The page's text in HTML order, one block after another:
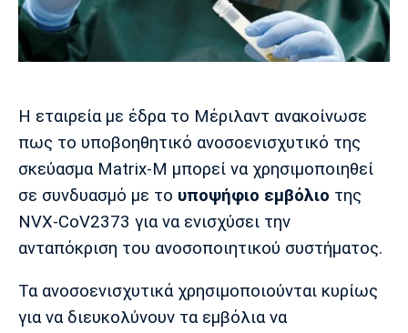
Πολιτισμός
Τραγούδια
Running
Media
Παρασκήνιο
Πρόγραμμα TV
Μπαρτσελόνα
Ρεάλ
Μαδρίτης
Ατλέτικο
Μαδρίτης
Μάντσεστερ
Γιουνάιτεντ
Τσέλσι
Η εταιρεία με έδρα το Μέριλαντ ανακοίνωσε
πως το υποβοηθητικό ανοσοενισχυτικό της
σκεύασμα Matrix-M μπορεί να χρησιμοποιηθεί
σε συνδυασμό με το υποψήφιο εμβόλιο της
NVX-CoV2373 για να ενισχύσει την
ανταπόκριση του ανοσοποιητικού συστήματος.
Τα ανοσοενισχυτικά χρησιμοποιούνται κυρίως
για να διευκολύνουν τα εμβόλια να